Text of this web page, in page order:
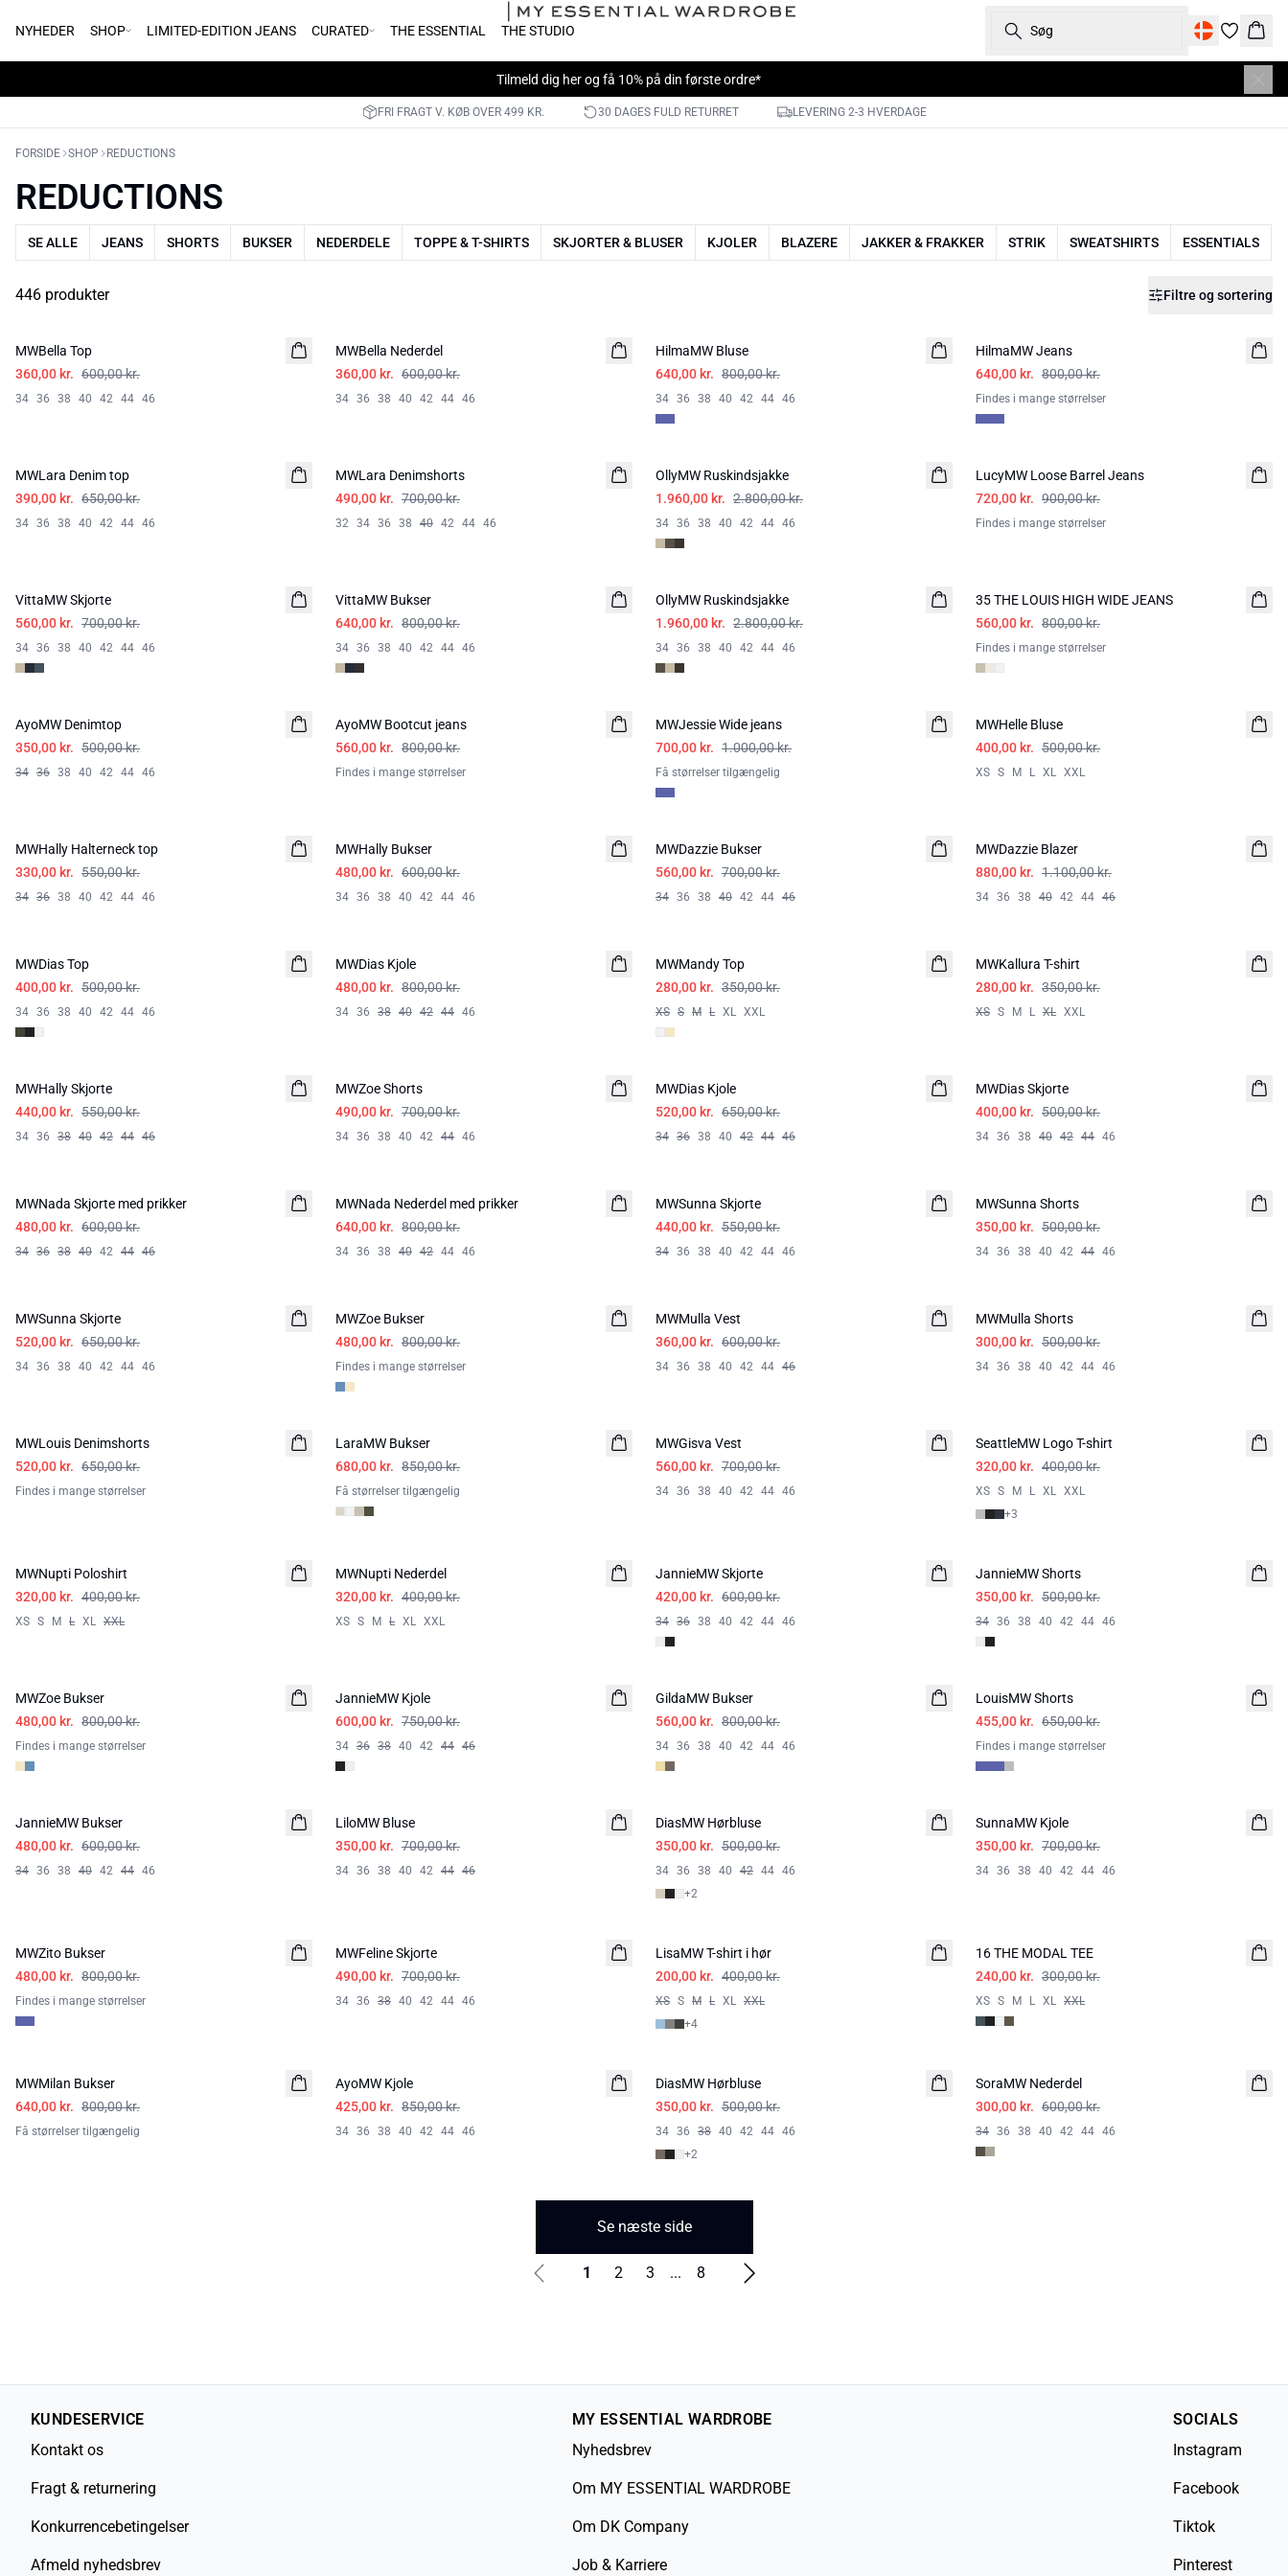
NYHEDER SHOP LIMITED-EDITION JEANS CURATED THE ESSENTIAL THE STUDIO Søg
Kurv
Tilmeld dig herog få 10% på din første ordre*
FRI FRAGT V. KØB OVER 499 KR. 30 DAGES FULD RETURRET LEVERING 2-3 HVERDAGE
FORSIDE SHOP REDUCTIONS
REDUCTIONS
SE ALLE JEANS SHORTS BUKSER NEDERDELE TOPPE & T-SHIRTS SKJORTER & BLUSER KJOLER BLAZERE JAKKER & FRAKKER STRIK SWEATSHIRTS ESSENTIALS
446 produkter Filtre og sortering
MWBella Top
360,00 kr. 600,00 kr.
34 36 38 40 42 44 46
MWBella Nederdel
360,00 kr. 600,00 kr.
34 36 38 40 42 44 46
HilmaMW Bluse
640,00 kr. 800,00 kr.
34 36 38 40 42 44 46
HilmaMW Jeans
640,00 kr. 800,00 kr.
Findes i mange størrelser
MWLara Denim top
390,00 kr. 650,00 kr.
34 36 38 40 42 44 46
MWLara Denimshorts
490,00 kr. 700,00 kr.
32 34 36 38 40 42 44 46
OllyMW Ruskindsjakke
1.960,00 kr. 2.800,00 kr.
34 36 38 40 42 44 46
LucyMW Loose Barrel Jeans
720,00 kr. 900,00 kr.
Findes i mange størrelser
VittaMW Skjorte
560,00 kr. 700,00 kr.
34 36 38 40 42 44 46
VittaMW Bukser
640,00 kr. 800,00 kr.
34 36 38 40 42 44 46
OllyMW Ruskindsjakke
1.960,00 kr. 2.800,00 kr.
34 36 38 40 42 44 46
35 THE LOUIS HIGH WIDE JEANS
560,00 kr. 800,00 kr.
Findes i mange størrelser
AyoMW Denimtop
350,00 kr. 500,00 kr.
34 36 38 40 42 44 46
AyoMW Bootcut jeans
560,00 kr. 800,00 kr.
Findes i mange størrelser
MWJessie Wide jeans
700,00 kr. 1.000,00 kr.
Få størrelser tilgængelig
MWHelle Bluse
400,00 kr. 500,00 kr.
XS S M L XL XXL
MWHally Halterneck top
330,00 kr. 550,00 kr.
34 36 38 40 42 44 46
MWHally Bukser
480,00 kr. 600,00 kr.
34 36 38 40 42 44 46
MWDazzie Bukser
560,00 kr. 700,00 kr.
34 36 38 40 42 44 46
MWDazzie Blazer
880,00 kr. 1.100,00 kr.
34 36 38 40 42 44 46
HØR
MWDias Top
400,00 kr. 500,00 kr.
34 36 38 40 42 44 46
HØR
MWDias Kjole
480,00 kr. 800,00 kr.
34 36 38 40 42 44 46
MWMandy Top
280,00 kr. 350,00 kr.
XS S M L XL XXL
MWKallura T-shirt
280,00 kr. 350,00 kr.
XS S M L XL XXL
MWHally Skjorte
440,00 kr. 550,00 kr.
34 36 38 40 42 44 46
MWZoe Shorts
490,00 kr. 700,00 kr.
34 36 38 40 42 44 46
HØR
MWDias Kjole
520,00 kr. 650,00 kr.
34 36 38 40 42 44 46
HØR
MWDias Skjorte
400,00 kr. 500,00 kr.
34 36 38 40 42 44 46
MWNada Skjorte med prikker
480,00 kr. 600,00 kr.
34 36 38 40 42 44 46
MWNada Nederdel med prikker
640,00 kr. 800,00 kr.
34 36 38 40 42 44 46
MWSunna Skjorte
440,00 kr. 550,00 kr.
34 36 38 40 42 44 46
MWSunna Shorts
350,00 kr. 500,00 kr.
34 36 38 40 42 44 46
MWSunna Skjorte
520,00 kr. 650,00 kr.
34 36 38 40 42 44 46
MWZoe Bukser
480,00 kr. 800,00 kr.
Findes i mange størrelser
MWMulla Vest
360,00 kr. 600,00 kr.
34 36 38 40 42 44 46
MWMulla Shorts
300,00 kr. 500,00 kr.
34 36 38 40 42 44 46
MWLouis Denimshorts
520,00 kr. 650,00 kr.
Findes i mange størrelser
LaraMW Bukser
680,00 kr. 850,00 kr.
Få størrelser tilgængelig
MWGisva Vest
560,00 kr. 700,00 kr.
34 36 38 40 42 44 46
SeattleMW Logo T-shirt
320,00 kr. 400,00 kr.
XS S M L XL XXL
+3
MWNupti Poloshirt
320,00 kr. 400,00 kr.
XS S M L XL XXL
MWNupti Nederdel
320,00 kr. 400,00 kr.
XS S M L XL XXL
HØR
JannieMW Skjorte
420,00 kr. 600,00 kr.
34 36 38 40 42 44 46
HØR
JannieMW Shorts
350,00 kr. 500,00 kr.
34 36 38 40 42 44 46
MWZoe Bukser
480,00 kr. 800,00 kr.
Findes i mange størrelser
JannieMW Kjole
600,00 kr. 750,00 kr.
34 36 38 40 42 44 46
GildaMW Bukser
560,00 kr. 800,00 kr.
34 36 38 40 42 44 46
LouisMW Shorts
455,00 kr. 650,00 kr.
Findes i mange størrelser
HØR
JannieMW Bukser
480,00 kr. 600,00 kr.
34 36 38 40 42 44 46
LiloMW Bluse
350,00 kr. 700,00 kr.
34 36 38 40 42 44 46
HØR
DiasMW Hørbluse
350,00 kr. 500,00 kr.
34 36 38 40 42 44 46
+2
SunnaMW Kjole
350,00 kr. 700,00 kr.
34 36 38 40 42 44 46
MWZito Bukser
480,00 kr. 800,00 kr.
Findes i mange størrelser
MWFeline Skjorte
490,00 kr. 700,00 kr.
34 36 38 40 42 44 46
LisaMW T-shirt i hør
200,00 kr. 400,00 kr.
XS S M L XL XXL
+4
16 THE MODAL TEE
240,00 kr. 300,00 kr.
XS S M L XL XXL
MWMilan Bukser
640,00 kr. 800,00 kr.
Få størrelser tilgængelig
AyoMW Kjole
425,00 kr. 850,00 kr.
34 36 38 40 42 44 46
HØR
DiasMW Hørbluse
350,00 kr. 500,00 kr.
34 36 38 40 42 44 46
+2
SoraMW Nederdel
300,00 kr. 600,00 kr.
34 36 38 40 42 44 46
Se næste side
1 2 3 ... 8
KUNDESERVICE
Kontakt os
Fragt & returnering
Konkurrencebetingelser
Afmeld nyhedsbrev
MY ESSENTIAL WARDROBE
Nyhedsbrev
Om MY ESSENTIAL WARDROBE
Om DK Company
Job & Karriere
SOCIALS
Instagram
Facebook
Tiktok
Pinterest